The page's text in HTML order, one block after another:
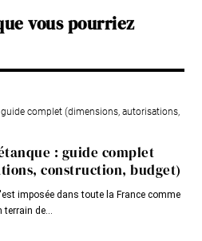
vous pourriez
: guide complet
construction, budget)
imposée dans toute la France comme
terrain de...